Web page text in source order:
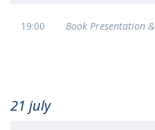
19:00 Book Presentation &
21 july